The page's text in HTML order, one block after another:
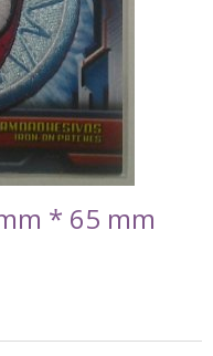
* 65 mm